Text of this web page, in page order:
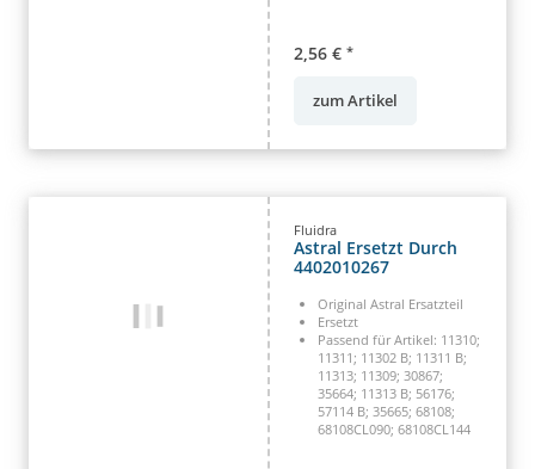
2,56 € *
zum Artikel
Fluidra
Astral Ersetzt Durch
4402010267
Original Astral Ersatzteil
Ersetzt
Passend für Artikel: 11310;
11311; 11302 B; 11311 B;
11313; 11309; 30867;
35664; 11313 B; 56176;
57114 B; 35665; 68108;
68108CL090; 68108CL144